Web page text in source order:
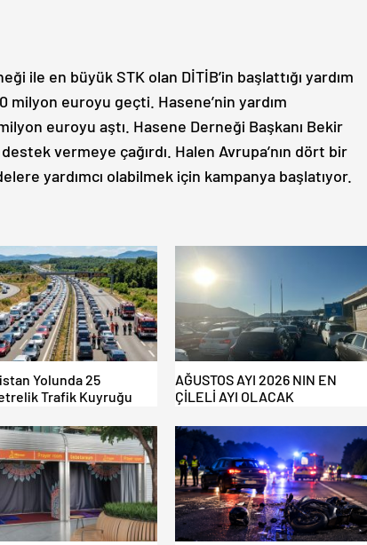
ile en büyük STK olan DİTİB’in başlattığı yardım
milyon euroyu geçti. Hasene’nin yardım
euroyu aştı. Hasene Derneği Başkanı Bekir
vermeye çağırdı. Halen Avrupa’nın dört bir
yardımcı olabilmek için kampanya başlatıyor.
Yolunda 25
Trafik Kuyruğu
AĞUSTOS AYI 2026 NIN EN
ÇİLELİ AYI OLACAK